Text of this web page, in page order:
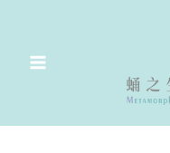
容